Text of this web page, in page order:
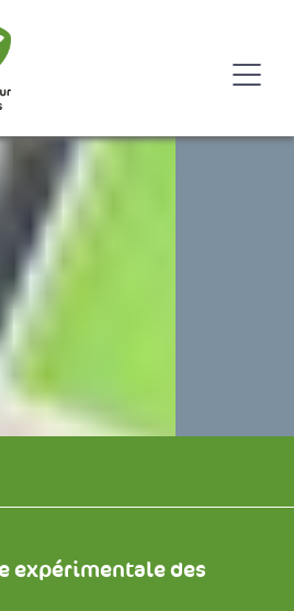
expérimentale des